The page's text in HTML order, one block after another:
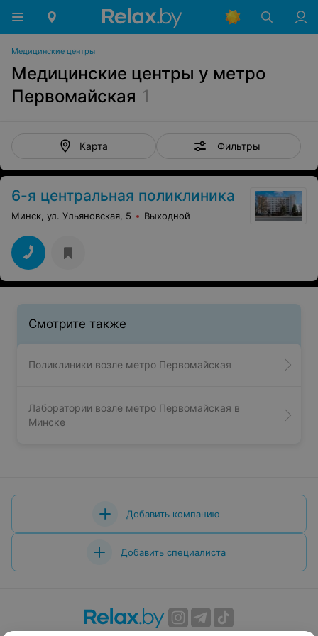
Медицинские центры
Медицинские центры у метро
Первомайская 1
Карта Фильтры
6-я центральная поликлиника
Минск, ул. Ульяновская, 5 Выходной
Смотрите также
Поликлиники возле метро Первомайская
Лаборатории возле метро Первомайская в
Минске
Добавить компанию
Добавить специалиста